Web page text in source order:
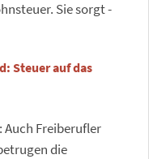
Sie sorgt -
Steuer auf das
Freiberufler
die